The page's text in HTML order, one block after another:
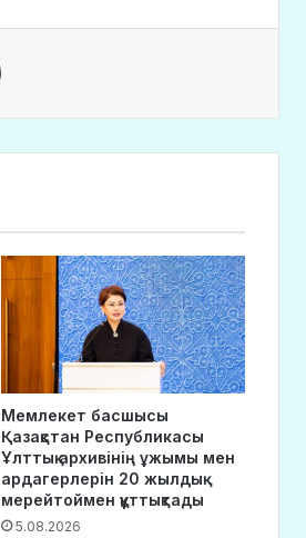
Мемлекет басшысы
Қазақстан Республикасы
Ұлттық архивінің ұжымы мен
ардагерлерін 20 жылдық
мерейтоймен құттықтады
5.08.2026